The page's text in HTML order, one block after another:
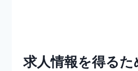
求人情報を得るた